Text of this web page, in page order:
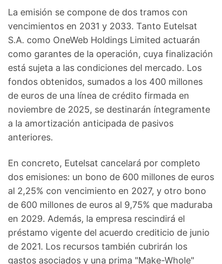
La emisión se compone de dos tramos con
vencimientos en 2031 y 2033. Tanto Eutelsat
S.A. como OneWeb Holdings Limited actuarán
como garantes de la operación, cuya finalización
está sujeta a las condiciones del mercado. Los
fondos obtenidos, sumados a los 400 millones
de euros de una línea de crédito firmada en
noviembre de 2025, se destinarán íntegramente
a la amortización anticipada de pasivos
anteriores.
En concreto, Eutelsat cancelará por completo
dos emisiones: un bono de 600 millones de euros
al 2,25% con vencimiento en 2027, y otro bono
de 600 millones de euros al 9,75% que maduraba
en 2029. Además, la empresa rescindirá el
préstamo vigente del acuerdo crediticio de junio
de 2021. Los recursos también cubrirán los
gastos asociados y una prima "Make-Whole"